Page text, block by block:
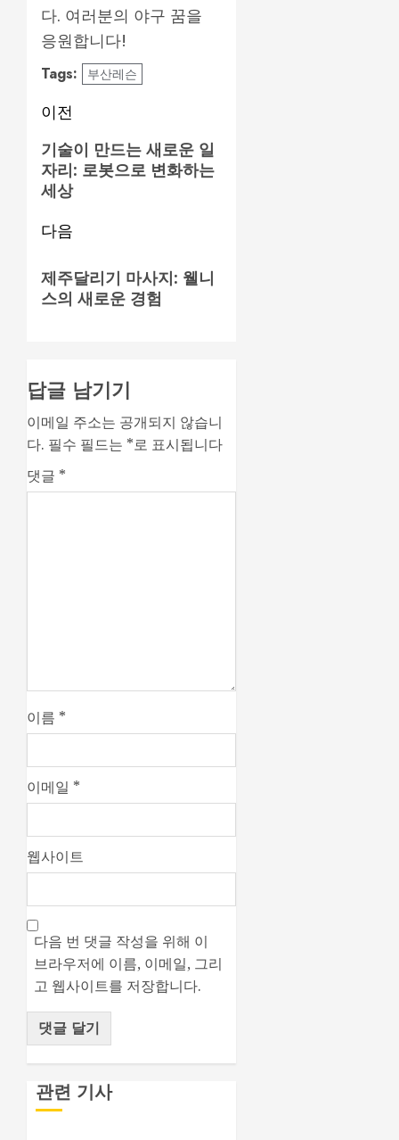
다. 여러분의 야구 꿈을
응원합니다!
Tags: 부산레슨
게
시
물
탐
이전
이
전
글:
기술이 만드는 새로운 일
자리: 로봇으로 변화하는
세상
다음
음
제주달리기 마사지: 웰니
스의 새로운 경험
답글 남기기
이메일 주소는 공개되지 않습니
다. 필수 필드는 *로 표시됩니다
댓글 *
이름 *
이메일 *
웹사이트
다음 번 댓글 작성을 위해 이
브라우저에 이름, 이메일, 그리
고 웹사이트를 저장합니다.
관련 기사